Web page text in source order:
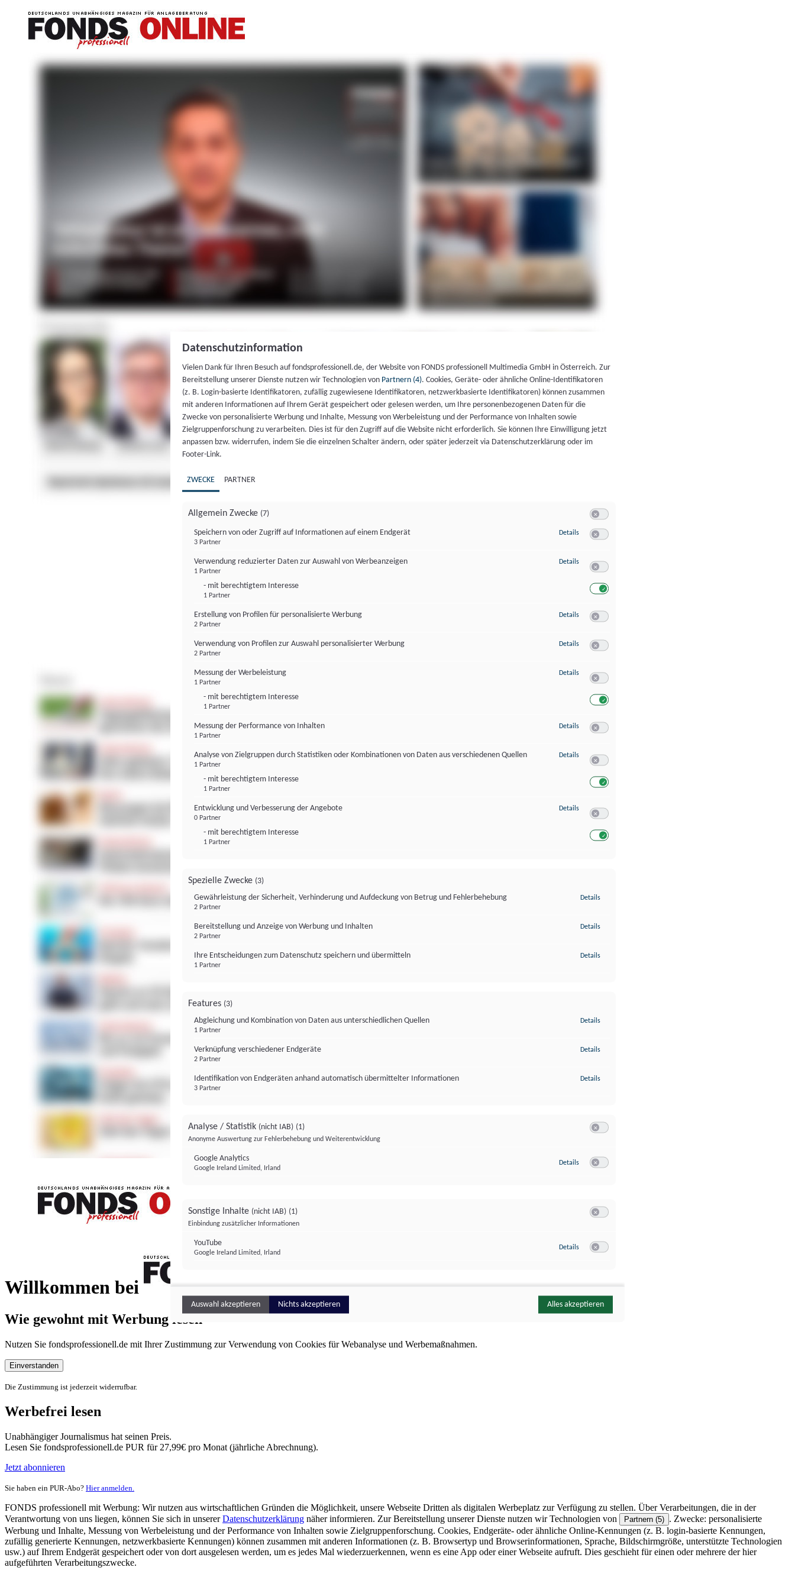
Willkommen bei
FONDS professionell
Wie gewohnt mit Werbung lesen
Nutzen Sie fondsprofessionell.de mit Ihrer Zustimmung zur Verwendung von Cookies für Webanalyse und Werbemaßnahmen.
Einverstanden
Die Zustimmung ist jederzeit widerrufbar.
Werbefrei lesen
Unabhängiger Journalismus hat seinen Preis.
Lesen Sie fondsprofessionell.de PUR für 27,99€ pro Monat (jährliche Abrechnung).
Jetzt abonnieren
Sie haben ein PUR-Abo? Hier anmelden.
FONDS professionell mit Werbung: Wir nutzen aus wirtschaftlichen Gründen die Möglichkeit, unsere Webseite Dritten als digitalen Werbeplatz zur Verfügung zu stellen. Über Verarbeitungen, die in der
Verantwortung von uns liegen, können Sie sich in unsererDatenschutzerklärung näher informieren. Zur Bereitstellung unserer Dienste nutzen wir Technologien von Partnern (5) . Zwecke: personalisierte
Werbung und Inhalte, Messung von Werbeleistung und der Performance von Inhalten sowie Zielgruppenforschung. Cookies, Endgeräte- oder ähnliche Online-Kennungen (z. B. login-basierte Kennungen,
zufällig generierte Kennungen, netzwerkbasierte Kennungen) können zusammen mit anderen Informationen (z. B. Browsertyp und Browserinformationen, Sprache, Bildschirmgröße, unterstützte Technologien
usw.) auf Ihrem Endgerät gespeichert oder von dort ausgelesen werden, um es jedes Mal wiederzuerkennen, wenn es eine App oder einer Webseite aufruft. Dies geschieht für einen oder mehrere der hier
aufgeführten Verarbeitungszwecke.
Datenschutzinformation
Vielen Dank für Ihren Besuch auf fondsprofessionell.de, der Website von FONDS professionell Multimedia GmbH in Österreich. Zur
Bereitstellung unserer Dienste nutzen wir Technologien von Partnern (4). Cookies, Geräte- oder ähnliche Online-Identifikatoren
(z. B. Login-basierte Identifikatoren, zufällig zugewiesene Identifikatoren, netzwerkbasierte Identifikatoren) können zusammen
mit anderen Informationen auf Ihrem Gerät gespeichert oder gelesen werden, um Ihre personenbezogenen Daten für die
Zwecke von personalisierte Werbung und Inhalte, Messung von Werbeleistung und der Performance von Inhalten sowie
Zielgruppenforschung zu verarbeiten. Dies ist für den Zugriff auf die Website nicht erforderlich. Sie können Ihre Einwilligung jetzt
anpassen bzw. widerrufen, indem Sie die einzelnen Schalter ändern, oder später jederzeit via Datenschutzerklärung oder im
Footer-Link.
ZWECKE PARTNER
Allgemein Zwecke (7)
Speichern von oder Zugriff auf Informationen auf einem Endgerät
3 Partner
Details zu Speichern von oder Zugriff auf Informationen auf einem Endgerät
Verwendung reduzierter Daten zur Auswahl von Werbeanzeigen
1 Partner
- mit berechtigtem Interesse
1 Partner
Details zu Verwendung reduzierter Daten zur Auswahl von Werbeanzeigen
Erstellung von Profilen für personalisierte Werbung
2 Partner
Details zu Erstellung von Profilen für personalisierte Werbung
Verwendung von Profilen zur Auswahl personalisierter Werbung
2 Partner
Details zu Verwendung von Profilen zur Auswahl personalisierter Werbung
Messung der Werbeleistung
1 Partner
- mit berechtigtem Interesse
1 Partner
Details zu Messung der Werbeleistung
Messung der Performance von Inhalten
1 Partner
Details zu Messung der Performance von Inhalten
Analyse von Zielgruppen durch Statistiken oder Kombinationen von Daten aus verschiedenen Quellen
1 Partner
- mit berechtigtem Interesse
1 Partner
Details zu Analyse von Zielgruppen durch Statistiken oder Kombinationen von
Entwicklung und Verbesserung der Angebote
0 Partner
- mit berechtigtem Interesse
1 Partner
Details zu Entwicklung und Verbesserung der Angebote
Spezielle Zwecke (3)
Gewährleistung der Sicherheit, Verhinderung und Aufdeckung von Betrug und Fehlerbehebung
2 Partner
Details
Bereitstellung und Anzeige von Werbung und Inhalten
2 Partner
Details
Ihre Entscheidungen zum Datenschutz speichern und übermitteln
1 Partner
Details
Features (3)
Abgleichung und Kombination von Daten aus unterschiedlichen Quellen
1 Partner
Details
Verknüpfung verschiedener Endgeräte
2 Partner
Details
Identifikation von Endgeräten anhand automatisch übermittelter Informationen
3 Partner
Details
Analyse / Statistik (nicht IAB) (1)
Anonyme Auswertung zur Fehlerbehebung und Weiterentwicklung
Google Analytics
Google Ireland Limited, Irland
Details zu Google Analytics
Sonstige Inhalte (nicht IAB) (1)
Einbindung zusätzlicher Informationen
YouTube
Google Ireland Limited, Irland
Details zu YouTube
Auswahl akzeptieren Nichts akzeptieren Alles akzeptieren